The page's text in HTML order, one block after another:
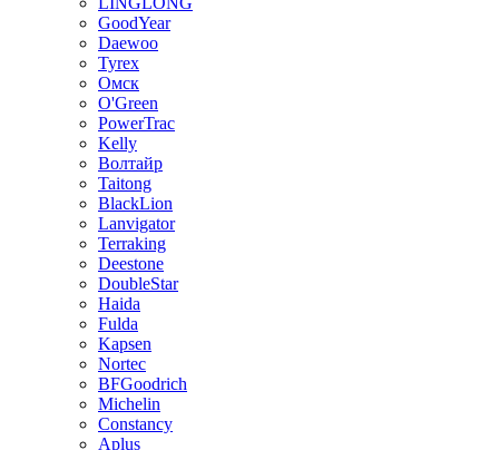
GoodYear
Daewoo
Tyrex
Омск
O'Green
PowerTrac
Kelly
Волтайр
Taitong
BlackLion
Lanvigator
Terraking
Deestone
DoubleStar
Haida
Fulda
Kapsen
Nortec
BFGoodrich
Michelin
Constancy
Aplus